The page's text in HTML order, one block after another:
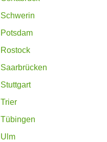
Schwerin
Potsdam
Rostock
Saarbrücken
Stuttgart
Trier
Tübingen
Ulm